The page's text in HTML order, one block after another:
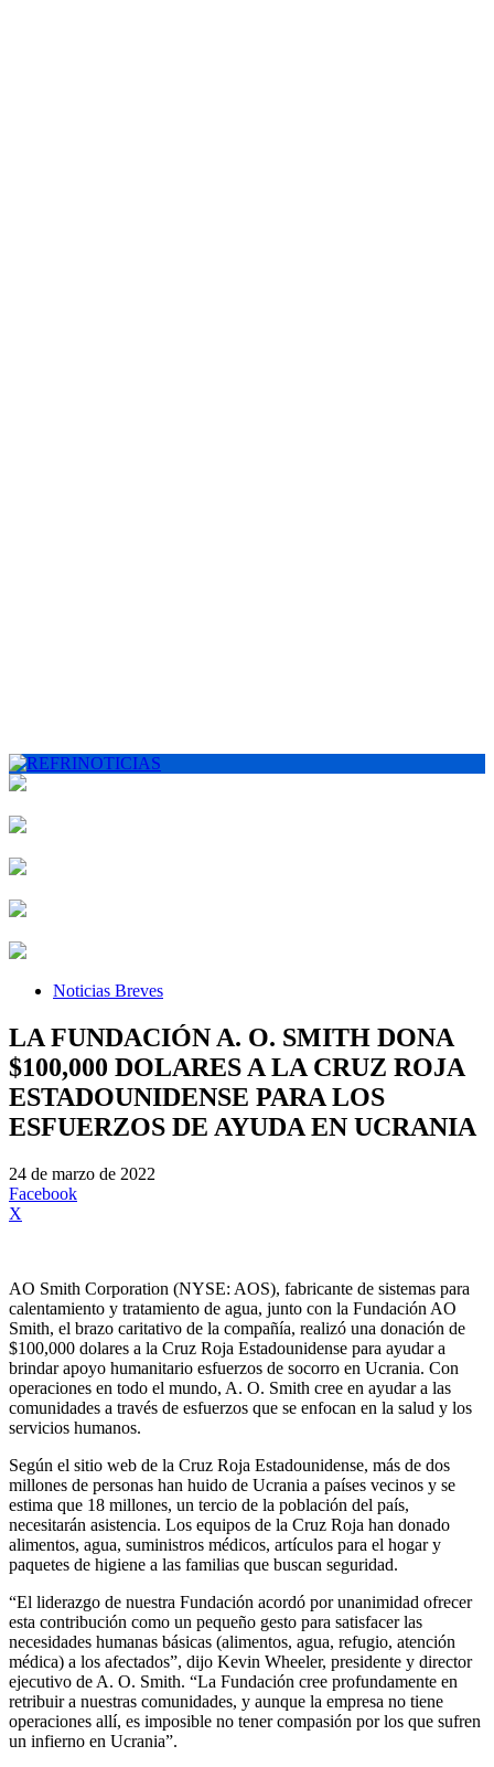
Noticias Breves
LA FUNDACIÓN A. O. SMITH DONA
$100,000 DOLARES A LA CRUZ ROJA
ESTADOUNIDENSE PARA LOS
ESFUERZOS DE AYUDA EN UCRANIA
24 de marzo de 2022
Facebook
X
AO Smith Corporation (NYSE: AOS), fabricante de sistemas para
calentamiento y tratamiento de agua, junto con la Fundación AO
Smith, el brazo caritativo de la compañía, realizó una donación de
$100,000 dolares a la Cruz Roja Estadounidense para ayudar a
brindar apoyo humanitario esfuerzos de socorro en Ucrania. Con
operaciones en todo el mundo, A. O. Smith cree en ayudar a las
comunidades a través de esfuerzos que se enfocan en la salud y los
servicios humanos.
Según el sitio web de la Cruz Roja Estadounidense, más de dos
millones de personas han huido de Ucrania a países vecinos y se
estima que 18 millones, un tercio de la población del país,
necesitarán asistencia. Los equipos de la Cruz Roja han donado
alimentos, agua, suministros médicos, artículos para el hogar y
paquetes de higiene a las familias que buscan seguridad.
“El liderazgo de nuestra Fundación acordó por unanimidad ofrecer
esta contribución como un pequeño gesto para satisfacer las
necesidades humanas básicas (alimentos, agua, refugio, atención
médica) a los afectados”, dijo Kevin Wheeler, presidente y director
ejecutivo de A. O. Smith. “La Fundación cree profundamente en
retribuir a nuestras comunidades, y aunque la empresa no tiene
operaciones allí, es imposible no tener compasión por los que sufren
un infierno en Ucrania”.